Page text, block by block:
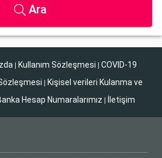
Ara
| Kullanım Sözleşmesi | COVID-19
| Kişisel verileri Kulanma ve
Hesap Numaralarımız | İletişim